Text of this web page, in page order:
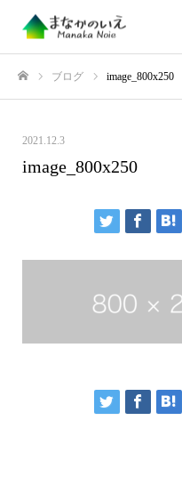
ブログ image_800x250
2021.12.3
image_800x250